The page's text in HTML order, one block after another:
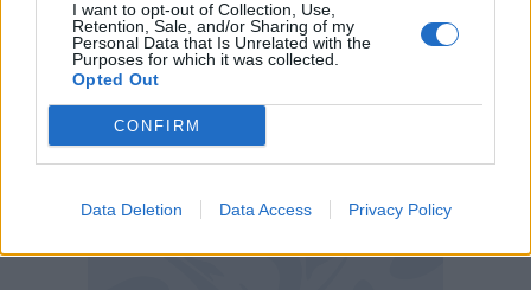
I want to opt-out of Collection, Use,
Retention, Sale, and/or Sharing of my
Personal Data that Is Unrelated with the
Purposes for which it was collected.
Opted Out
CONFIRM
Data Deletion Data Access Privacy Policy